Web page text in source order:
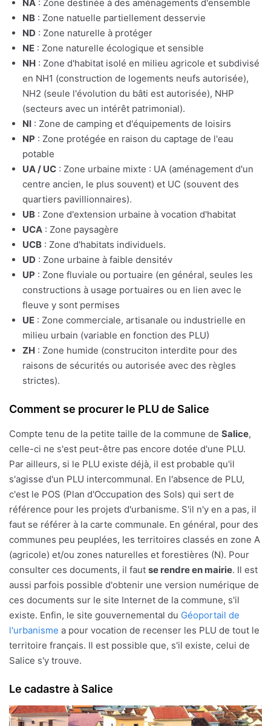
NA : Zone destinée à des aménagements d'ensemble
NB : Zone natuelle partiellement desservie
ND : Zone naturelle à protéger
NE : Zone naturelle écologique et sensible
NH : Zone d'habitat isolé en milieu agricole et subdivisé
en NH1 (construction de logements neufs autorisée),
NH2 (seule l'évolution du bâti est autorisée), NHP
(secteurs avec un intérêt patrimonial).
NI : Zone de camping et d'équipements de loisirs
NP : Zone protégée en raison du captage de l'eau
potable
UA / UC : Zone urbaine mixte : UA (aménagement d'un
centre ancien, le plus souvent) et UC (souvent des
quartiers pavillionnaires).
UB : Zone d'extension urbaine à vocation d'habitat
UCA : Zone paysagère
UCB : Zone d'habitats individuels.
UD : Zone urbaine à faible densitév
UP : Zone fluviale ou portuaire (en général, seules les
constructions à usage portuaires ou en lien avec le
fleuve y sont permises
UE : Zone commerciale, artisanale ou industrielle en
milieu urbain (variable en fonction des PLU)
ZH : Zone humide (construciton interdite pour des
raisons de sécurités ou autorisée avec des règles
strictes).
Comment se procurer le PLU de Salice
Compte tenu de la petite taille de la commune de Salice,
celle-ci ne s'est peut-être pas encore dotée d'une PLU.
Par ailleurs, si le PLU existe déjà, il est probable qu'il
s'agisse d'un PLU intercommunal. En l'absence de PLU,
c'est le POS (Plan d'Occupation des Sols) qui sert de
référence pour les projets d'urbanisme. S'il n'y en a pas, il
faut se référer à la carte communale. En général, pour des
communes peu peuplées, les territoires classés en zone A
(agricole) et/ou zones naturelles et forestières (N). Pour
consulter ces documents, il faut se rendre en mairie. Il est
aussi parfois possible d'obtenir une version numérique de
ces documents sur le site Internet de la commune, s'il
existe. Enfin, le site gouvernemental du Géoportail de
l'urbanisme a pour vocation de recenser les PLU de tout le
territoire français. Il est possible que, s'il existe, celui de
Salice s'y trouve.
Le cadastre à Salice